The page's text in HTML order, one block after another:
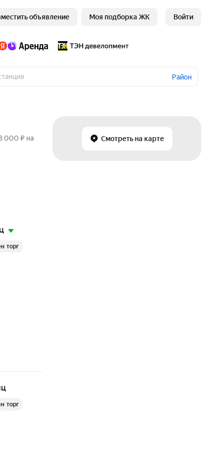
объявление Моя подборка ЖК Войти
Район
Смотреть на карте
000 ₽ на
торг
торг